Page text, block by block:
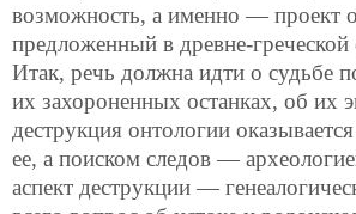
возможность, а именно — проект
предложенный в древне-
Итак, речь должна идти о судьбе
их захороненных останках, об их
деструкция онтологии
ее, а поиском следов —
аспект деструкции —